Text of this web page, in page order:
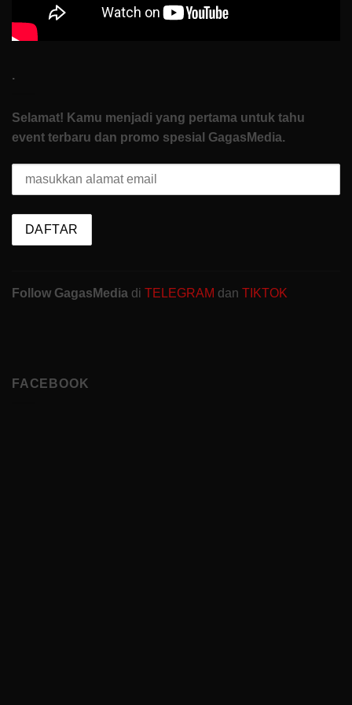
.
Selamat! Kamu menjadi yang pertama untuk tahu
event terbaru dan promo spesial GagasMedia.
Follow GagasMedia di TELEGRAM dan TIKTOK
FACEBOOK